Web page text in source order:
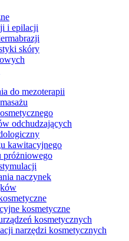
i epilacji
skóry
do mezoterapii
odchudzających
kawitacyjnego
próżniowego
naczynek
kosmetyczne
kosmetycznych
narzędzi kosmetycznych